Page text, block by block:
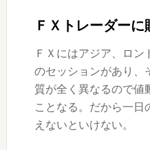
ＦＸトレーダーに
ＦＸにはアジア、ロ
のセッションがあり、
質が全く異なるので値
ことなる。だから一日
えないといけない。